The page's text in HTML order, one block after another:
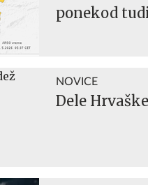
ponekod
NOVICE
Dele